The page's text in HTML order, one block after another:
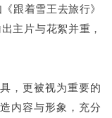
跟着雪王去旅行》
主片与花絮并重，
，更被视为重要的
内容与形象，充分